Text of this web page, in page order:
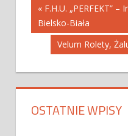
Nawigacja
wpisu
« F.H.U. „PERFEKT”
Bielsko-Biała
Velum Rolety,
OSTATNIE WPISY